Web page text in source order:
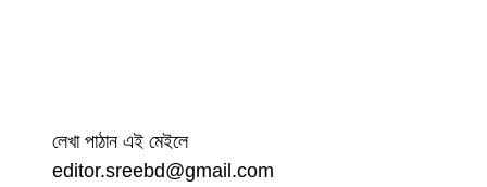
লেখা পাঠান এই মেইলে
editor.sreebd@gmail.com